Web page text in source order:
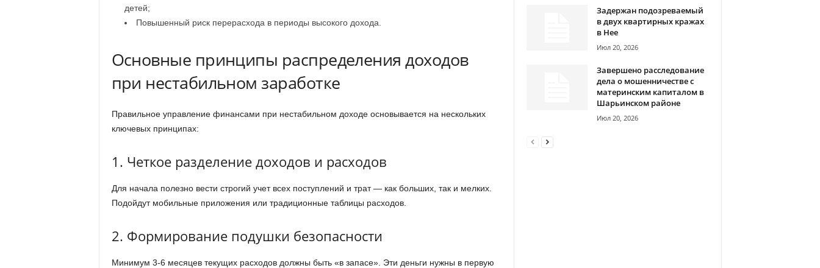
детей;
Повышенный риск перерасхода в периоды высокого дохода.
Основные принципы распределения доходов
при нестабильном заработке
Правильное управление финансами при нестабильном доходе основывается на нескольких
ключевых принципах:
1. Четкое разделение доходов и расходов
Для начала полезно вести строгий учет всех поступлений и трат — как больших, так и мелких.
Подойдут мобильные приложения или традиционные таблицы расходов.
2. Формирование подушки безопасности
Минимум 3-6 месяцев текущих расходов должны быть «в запасе». Эти деньги нужны в первую
Задержан подозреваемый
в двух квартирных кражах
в Нее
Июл 20, 2026
Завершено расследование
дела о мошенничестве с
материнским капиталом в
Шарьинском районе
Июл 20, 2026